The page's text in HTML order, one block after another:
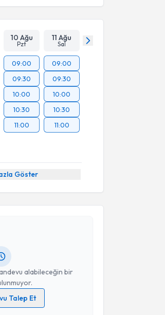
10 Ağu
Pzt
11 Ağu
Sal
09:00
09:30
10:00
10:30
11:00
09:00
09:30
10:00
10:30
11:00
Göster
alabileceğin bir
Talep Et
ilişkinAydınlatma Metni